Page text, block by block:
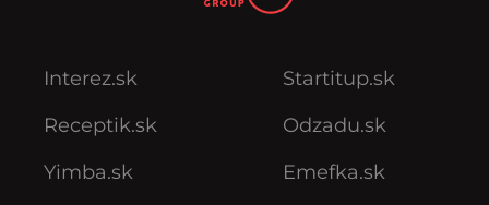
Interez.sk
Receptik.sk
Yimba.sk
Startitup.sk
Odzadu.sk
Emefka.sk